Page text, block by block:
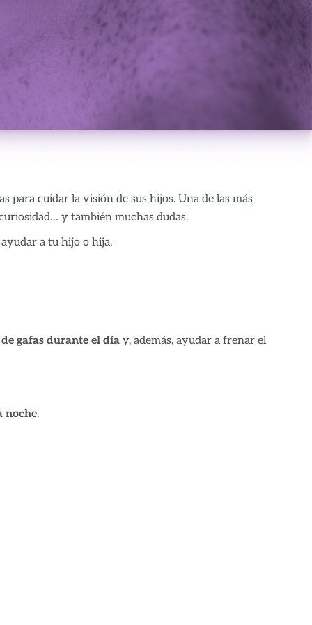
cuidar la visión de sus hijos. Una de las más
y también muchas dudas.
a tu hijo o hija.
gafas durante el día y, además, ayudar a frenar el
noche.